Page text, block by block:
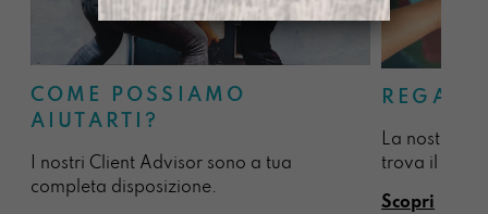
COME POSSIAMO
AIUTARTI?
I nostri Client Advisor sono a tua
completa disposizione.
La nostra
trova il
Scopri